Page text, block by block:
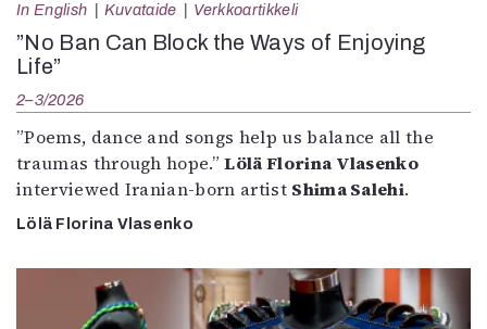
In English Kuvataide Verkkoartikkeli
”No Ban Can Block the Ways of Enjoying
Life”
2–3/2026
”Poems, dance and songs help us balance all the
traumas through hope.”Lölä Florina Vlasenko
interviewed Iranian-born artist Shima Salehi.
Lölä Florina Vlasenko